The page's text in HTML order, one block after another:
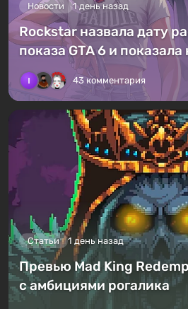
Новости 1 день назад
Rockstar назвала дату
показа GTA 6 и
43 комментария
Статьи 1 день назад
Превью Mad King
с амбициями рогалика